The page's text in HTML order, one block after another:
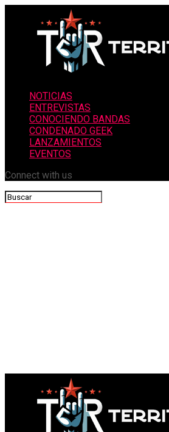
NOTICIAS
ENTREVISTAS
CONOCIENDO BANDAS
CONDENADO GEEK
LANZAMIENTOS
EVENTOS
Connect with us